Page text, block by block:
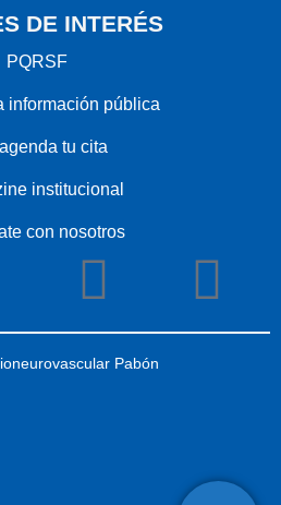
DE INTERÉS
PQRSF
información pública
tu cita
institucional
con nosotros
Pabón